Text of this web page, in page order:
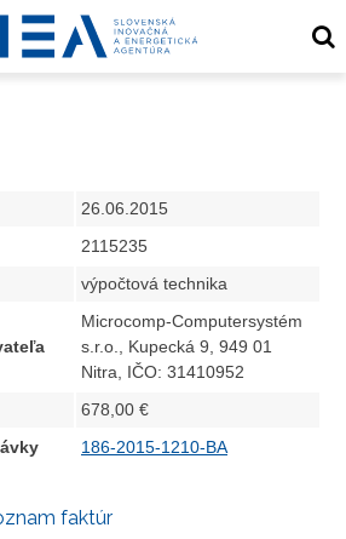
26.06.2015
2115235
výpočtová technika
Microcomp-Computersystém
s.r.o., Kupecká 9, 949 01
Nitra, IČO: 31410952
678,00 €
186-2015-1210-BA
faktúr